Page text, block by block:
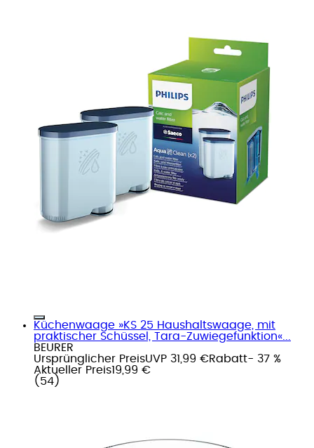
Küchenwaage »KS 25 Haushaltswaage, mit
praktischer Schüssel, Tara-Zuwiegefunktion«...
BEURER
Ursprünglicher PreisUVP 31,99 €Rabatt- 37 %
Aktueller Preis19,99 €
( 54 )